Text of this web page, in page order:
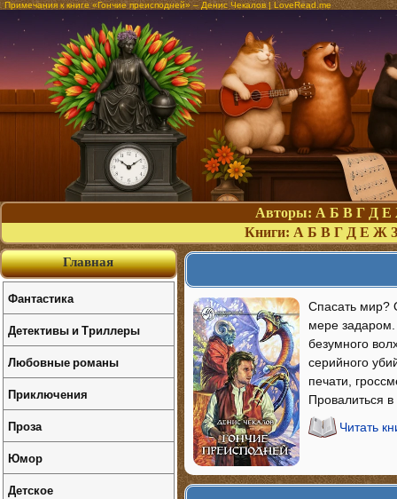
Примечания к книге «Гончие преисподней» – Денис Чекалов | LoveRead.me
Авторы: А Б В Г Д Е
Книги: А Б В Г Д Е Ж З
Спасать мир?
мере задаром.
безумного
серийного
печати,
Провалиться
Читать
Главная
Фантастика
Детективы и Триллеры
Любовные романы
Приключения
Проза
Юмор
Детское